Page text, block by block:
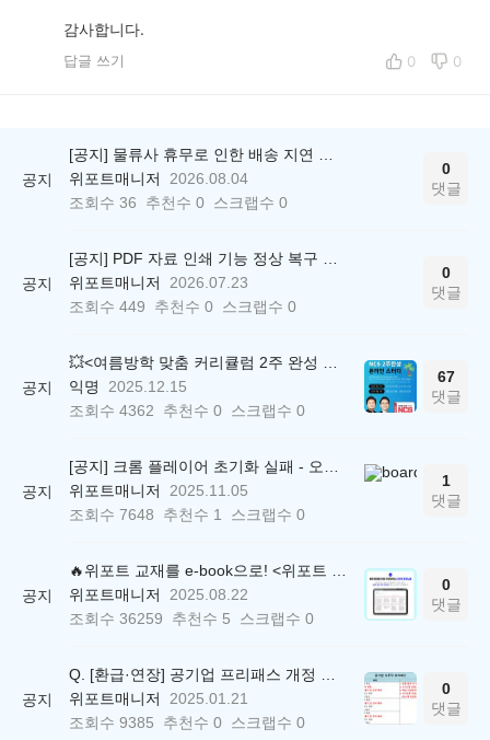
감사합니다.
답글 쓰기 0 0
공지
위포트매니저
2026.08.04
조회수 36 추천수 0 스크랩수 0
0
댓글
공지
위포트매니저
2026.07.23
조회수 449 추천수 0 스크랩수 0
0
댓글
공지
익명
2025.12.15
조회수 4362 추천수 0 스크랩수 0
67
댓글
공지
위포트매니저
2025.11.05
조회수 7648 추천수 1 스크랩수 0
1
댓글
공지
위포트매니저
2025.08.22
조회수 36259 추천수 5 스크랩수 0
0
댓글
공지
위포트매니저
2025.01.21
조회수 9385 추천수 0 스크랩수 0
0
댓글